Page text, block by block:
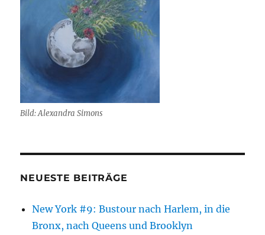
Bild: Alexandra Simons
NEUESTE BEITRÄGE
New York #9: Bustour nach Harlem, in die
Bronx, nach Queens und Brooklyn